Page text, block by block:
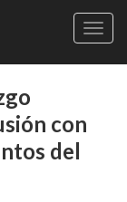
con
del